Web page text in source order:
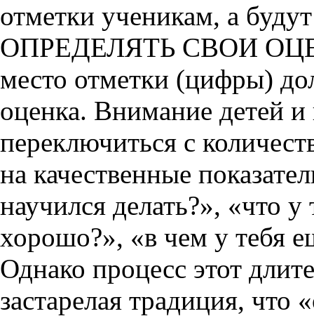
отметки ученикам, а
ОПРЕДЕЛЯТЬ СВОИ
место отметки (цифры)
оценка. Внимание детей
переключиться с
на качественные
научился делать?», «что
хорошо?», «в чем у тебя
Однако процесс этот
застарелая традиция, что